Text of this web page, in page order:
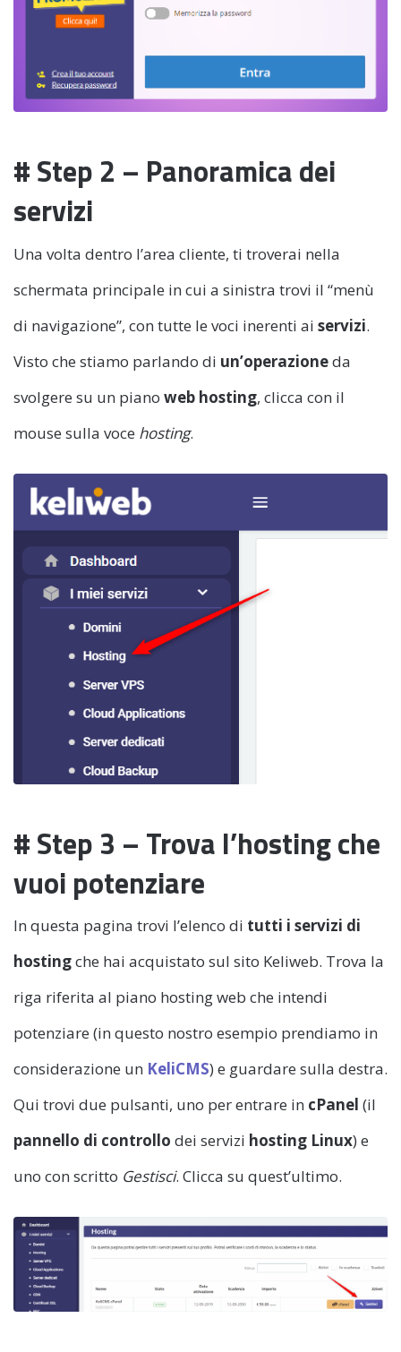
# Step 2 – Panoramica dei
servizi
Una volta dentro l’area cliente, ti troverai nella
schermata principale in cui a sinistra trovi il “menù
di navigazione”, con tutte le voci inerenti ai servizi.
Visto che stiamo parlando di un’operazioneda
svolgere su un piano web hosting, clicca con il
mouse sulla voce hosting.
# Step 3 – Trova l’hosting che
vuoi potenziare
In questa pagina trovi l’elenco di tutti i servizi di
hostingche hai acquistato sul sito Keliweb. Trova la
riga riferita al piano hosting web che intendi
potenziare (in questo nostro esempio prendiamo in
considerazione un KeliCMS) e guardare sulla destra.
Qui trovi due pulsanti, uno per entrare in cPanel (il
pannello di controllo dei servizi hosting Linux) e
uno con scritto Gestisci. Clicca su quest’ultimo.